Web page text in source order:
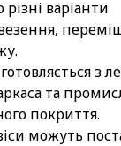
варіанти
з
та
покриття.
можуть